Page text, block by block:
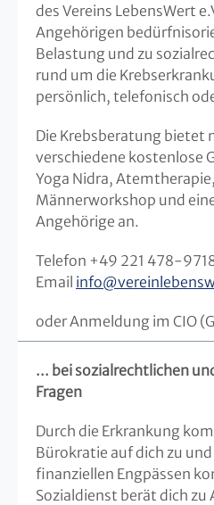
des Vereins LebensWert
Angehörigen
Belastung und zu
rund um die
persönlich, telefonisch
Die Krebsberatung bietet
verschiedene kostenlose
Yoga Nidra,
Männerworkshop und
Angehörige an.
Telefon +49 221 478-
Email info@
oder Anmeldung im CIO
... bei sozialrechtlichen
Fragen
Durch die Erkrankung
Bürokratie auf dich zu und
finanziellen Engpässen
Sozialdienst berät dich